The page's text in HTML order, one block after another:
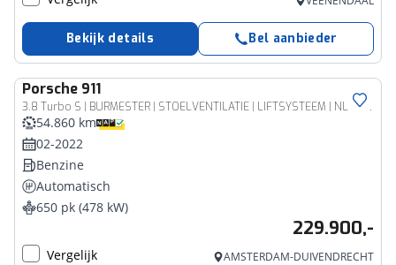
Bekijk details Bel aanbieder
Porsche 911
3.8 Turbo S | BURMESTER | STOELVENTILATIE | LIFTSYSTEEM | NL GELEVERD | DEALER ONDERHOUDEN | KERAMISCH | ACHTERASBESTURING | PVT + | PDLS + | 18-WEG STOELEN | SPORTUITLAATSYSTEEM EXC-OPTIK | SPOILER | PORSCHE APPROVED |
54.860 km
02-2022
Benzine
Automatisch
650 pk (478 kW)
229.900,-
Vergelijk AMSTERDAM-DUIVENDRECHT